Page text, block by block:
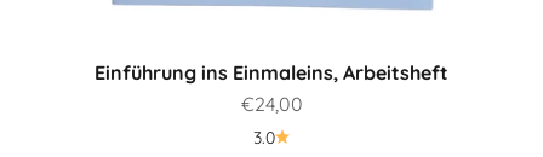
Einführung ins Einmaleins, Arbeitsheft
Prezzo scontato
€24,00
3.0